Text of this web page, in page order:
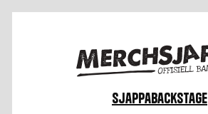
SjappaBackstage